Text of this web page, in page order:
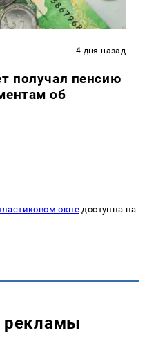
4 дня назад
получал пенсию
об
окнедоступна на